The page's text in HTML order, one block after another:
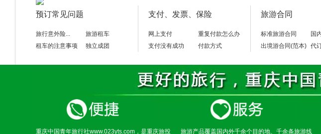
问
去稻城亚丁旅游对身体有哪些要求?哪些病人不宜进稻城?是否要体检吗?需要锻炼身体吗?
进藏除了要保持良好的心态外，对于健康的身体并无特殊要求，有严重呼吸气管、心脏、心血管、
进藏区。到藏区一般不需体检，没有以上几种严重疾病的人都能去稻城。建议进藏前不要刻意的锻炼
问
感冒为什么不能去稻城亚丁旅游?
感冒患者由于自身身体机能被破坏，抗病能力减弱，又增加自身的抵抗能力负荷，带着严重的感冒
在景区感冒，一般没有太大的问题，因在高原已经有一定的适应性和抵抗力，身体基本上都调整过来了
己服用一些常用感冒药品，一般1-2天症状即可消失。
时间非常紧，如何选择稻城亚丁旅游的路线?
对于时间较紧张的，让旅行社来安排您的稻城旅游是个明智的选择，您不必去收集资料、筛选资料
给您具体的特色亚丁风景区旅游线路，或您也可选择参加旅行社成行团队或单独组团进藏旅游，或者
就气温来说，稻城的气温非常适合人类活动，特别是旅游。夏天，白天温度基本上都在二十五度以下，晚
感觉不热，冬天也不会太冷。
预订常见问题
旅行意外险...
旅游租车
租车的注意事项
独立成团
支付、发票、保险
网上支付
重复付款怎么办
支付没有成功
付款方式
旅游合同
标准旅游合同
国
出境游合同(范本) 代
重庆中国青年旅行社www.023yts.com，是重庆旅投
旅游产品覆盖国内外千余个目的地、千余条旅游线